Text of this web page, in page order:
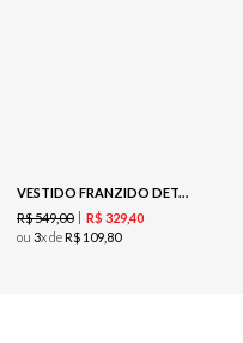
VESTIDO FRANZIDO DETALHE METAL - RUBRO
R$549,00 R$ 32940
ou 3x deR$ 109 80